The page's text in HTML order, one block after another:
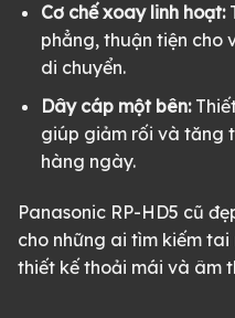
Cơ chế xoay linh hoạt:
phẳng, thuận tiện cho
di chuyển.
Dây cáp một bên:
giúp giảm rối và tăng
hàng ngày.
Panasonic RP-HD5 cũ
cho những ai tìm kiếm
thiết kế thoải mái và âm